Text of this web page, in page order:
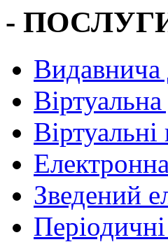
-
Видавнича
Віртуальна
Зведений